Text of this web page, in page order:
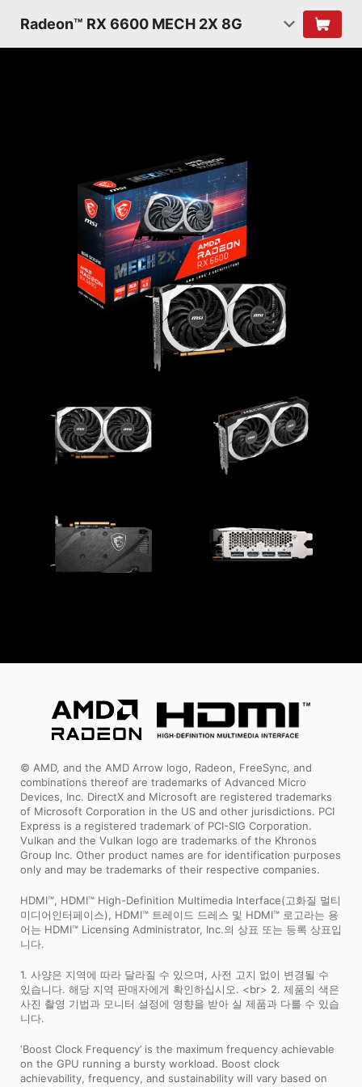
Radeon™ RX 6600 MECH 2X 8G
© AMD, and the AMD Arrow logo, Radeon, FreeSync, and
combinations thereof are trademarks of Advanced Micro
Devices, Inc. DirectX and Microsoft are registered trademarks
of Microsoft Corporation in the US and other jurisdictions. PCI
Express is a registered trademark of PCI-SIG Corporation.
Vulkan and the Vulkan logo are trademarks of the Khronos
Group Inc. Other product names are for identification purposes
only and may be trademarks of their respective companies.
HDMI™, HDMI™ High-Definition Multimedia Interface(고화질 멀티
미디어인터페이스), HDMI™ 트레이드 드레스 및 HDMI™ 로고라는 용
어는 HDMI™ Licensing Administrator, Inc.의 상표 또는 등록 상표입
니다.
1. 사양은 지역에 따라 달라질 수 있으며, 사전 고지 없이 변경될 수
있습니다. 해당 지역 판매자에게 확인하십시오. <br> 2. 제품의 색은
사진 촬영 기법과 모니터 설정에 영향을 받아 실 제품과 다를 수 있습
니다.
‘Boost Clock Frequency’ is the maximum frequency achievable
on the GPU running a bursty workload. Boost clock
achievability, frequency, and sustainability will vary based on